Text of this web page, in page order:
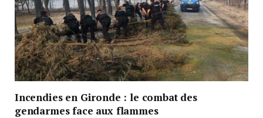
Incendies en Gironde : le combat des
gendarmes face aux flammes